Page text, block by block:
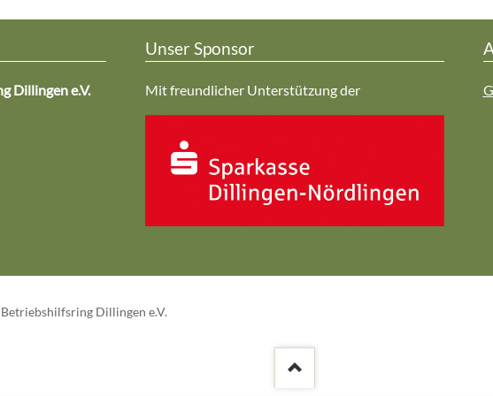
Dillingen e.V.
Unser Sponsor
Mit freundlicher Unterstützung der
Dillingen e.V.